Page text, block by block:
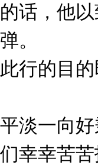
话，他
。
行的目
淡一向
幸幸苦